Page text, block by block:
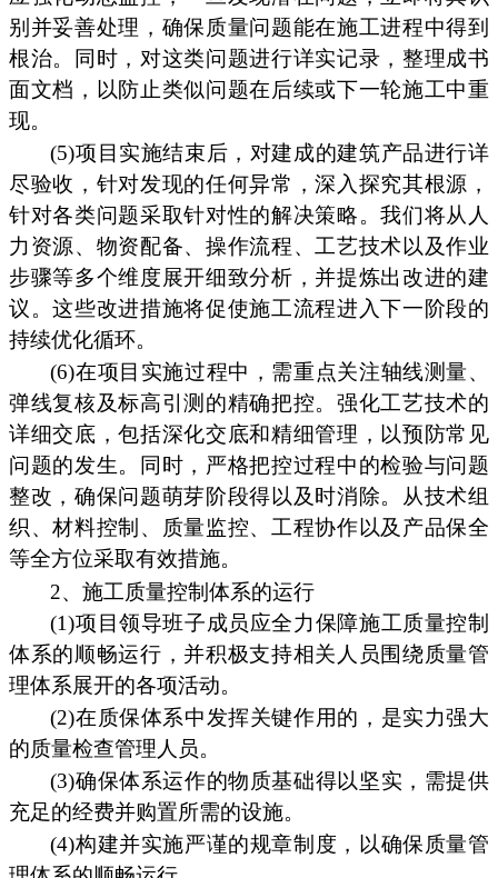
别并妥善处理，确保质量问题能在施工进程中得到
根治。同时，对这类问题进行详实记录，整理成书
面文档，以防止类似问题在后续或下一轮施工中重
现。
(5)项目实施结束后，对建成的建筑产品进行详
尽验收，针对发现的任何异常，深入探究其根源，
针对各类问题采取针对性的解决策略。我们将从人
力资源、物资配备、操作流程、工艺技术以及作业
步骤等多个维度展开细致分析，并提炼出改进的建
议。这些改进措施将促使施工流程进入下一阶段的
持续优化循环。
(6)在项目实施过程中，需重点关注轴线测量、
弹线复核及标高引测的精确把控。强化工艺技术的
详细交底，包括深化交底和精细管理，以预防常见
问题的发生。同时，严格把控过程中的检验与问题
整改，确保问题萌芽阶段得以及时消除。从技术组
织、材料控制、质量监控、工程协作以及产品保全
等全方位采取有效措施。
2、施工质量控制体系的运行
(1)项目领导班子成员应全力保障施工质量控制
体系的顺畅运行，并积极支持相关人员围绕质量管
理体系展开的各项活动。
(2)在质保体系中发挥关键作用的，是实力强大
的质量检查管理人员。
(3)确保体系运作的物质基础得以坚实，需提供
充足的经费并购置所需的设施。
(4)构建并实施严谨的规章制度，以确保质量管